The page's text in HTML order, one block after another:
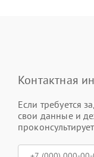
Контактная
Если требуется
свои данные и